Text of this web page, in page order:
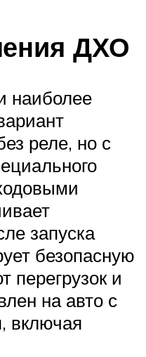
ДХО
реле, но с
запуска
безопасную
перегрузок и
на авто с
включая